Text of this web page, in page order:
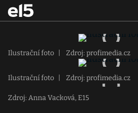
Ilustrační foto Zdroj: profimedia.cz
Ilustrační foto Zdroj: profimedia.cz
Zdroj: Anna Vacková, E15